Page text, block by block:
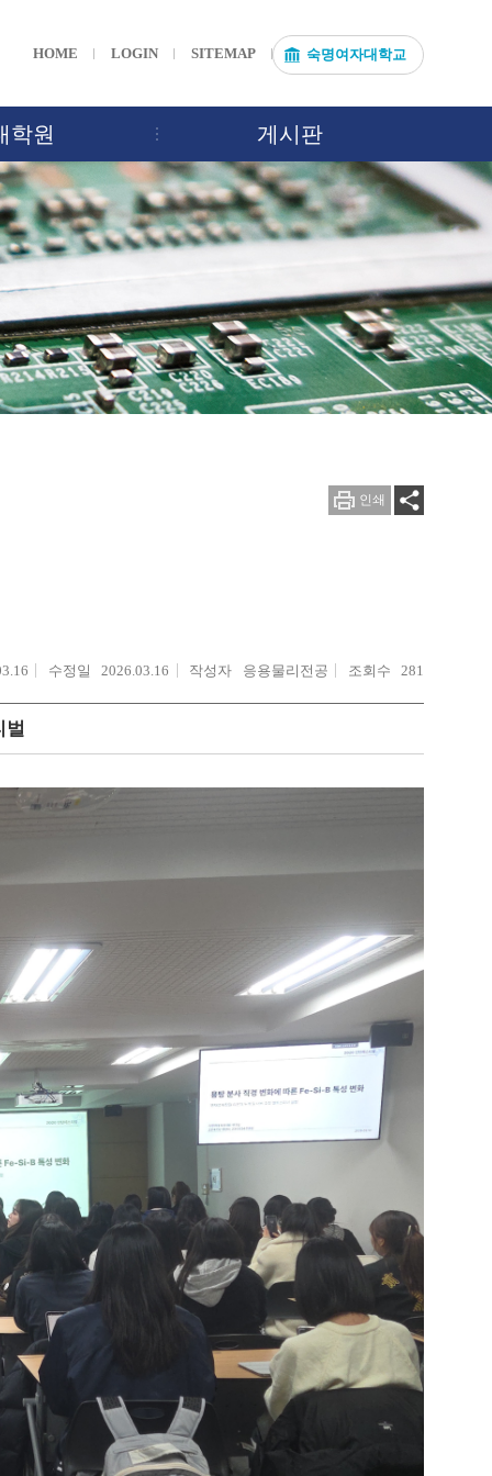
HOME LOGIN SITEMAP 숙명여자대학교
정기행사 앨범
학원
학위논문
게시판
학사공지 학과소식 사이트맵
인쇄
수정일 2026.03.16 작성자 응용물리전공 조회수 281
벌